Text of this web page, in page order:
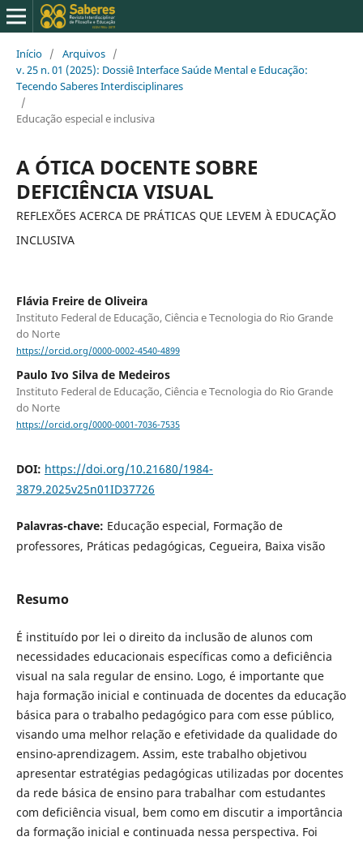
Início / Arquivos /
v. 25 n. 01 (2025): Dossiê Interface Saúde Mental e Educação:
Tecendo Saberes Interdisciplinares
/
Educação especial e inclusiva
A ÓTICA DOCENTE SOBRE
DEFICIÊNCIA VISUAL
REFLEXÕES ACERCA DE PRÁTICAS QUE LEVEM À EDUCAÇÃO
INCLUSIVA
Flávia Freire de Oliveira
Instituto Federal de Educação, Ciência e Tecnologia do Rio Grande
do Norte
https://orcid.org/0000-0002-4540-4899
Paulo Ivo Silva de Medeiros
Instituto Federal de Educação, Ciência e Tecnologia do Rio Grande
do Norte
https://orcid.org/0000-0001-7036-7535
DOI: https://doi.org/10.21680/1984-
3879.2025v25n01ID37726
Palavras-chave: Educação especial, Formação de
professores, Práticas pedagógicas, Cegueira, Baixa visão
Resumo
É instituído por lei o direito da inclusão de alunos com
necessidades educacionais específicas como a deficiência
visual na sala regular de ensino. Logo, é importante que
haja formação inicial e continuada de docentes da educação
básica para o trabalho pedagógico para com esse público,
visando uma melhor relação e efetividade da qualidade do
ensino-aprendizagem. Assim, este trabalho objetivou
apresentar estratégias pedagógicas utilizadas por docentes
da rede básica de ensino para trabalhar com estudantes
com deficiência visual, bem como em discutir a importância
da formação inicial e continuada nessa perspectiva. Foi